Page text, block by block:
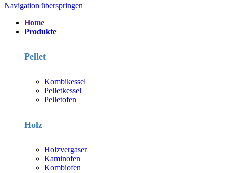
Navigation überspringen
Home
Produkte
Pellet
Kombikessel
Pelletkessel
Pelletofen
Holz
Holzvergaser
Kaminofen
Kombiofen